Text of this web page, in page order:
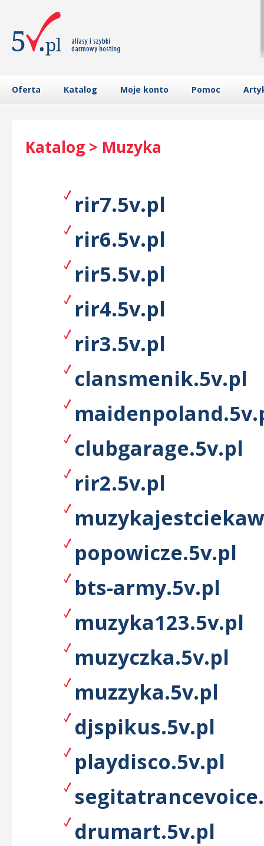
Oferta Katalog Moje konto Pomoc
Katalog > Muzyka
rir7.5v.pl
rir6.5v.pl
rir5.5v.pl
rir4.5v.pl
rir3.5v.pl
clansmenik.5v.pl
clubgarage.5v.pl
rir2.5v.pl
popowicze.5v.pl
bts-army.5v.pl
muzyka123.5v.pl
muzyczka.5v.pl
muzzyka.5v.pl
djspikus.5v.pl
playdisco.5v.pl
drumart.5v.pl